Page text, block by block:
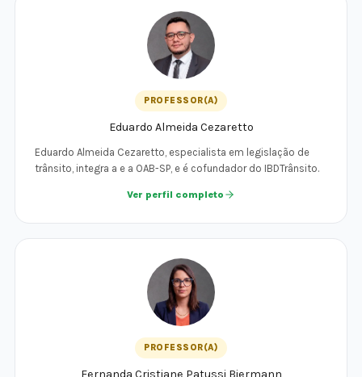
PROFESSOR(A)
Eduardo Almeida Cezaretto
Eduardo Almeida Cezaretto, especialista em legislação de
trânsito, integra a e a OAB-SP, e é cofundador do IBDTrânsito.
Ver perfil completo
PROFESSOR(A)